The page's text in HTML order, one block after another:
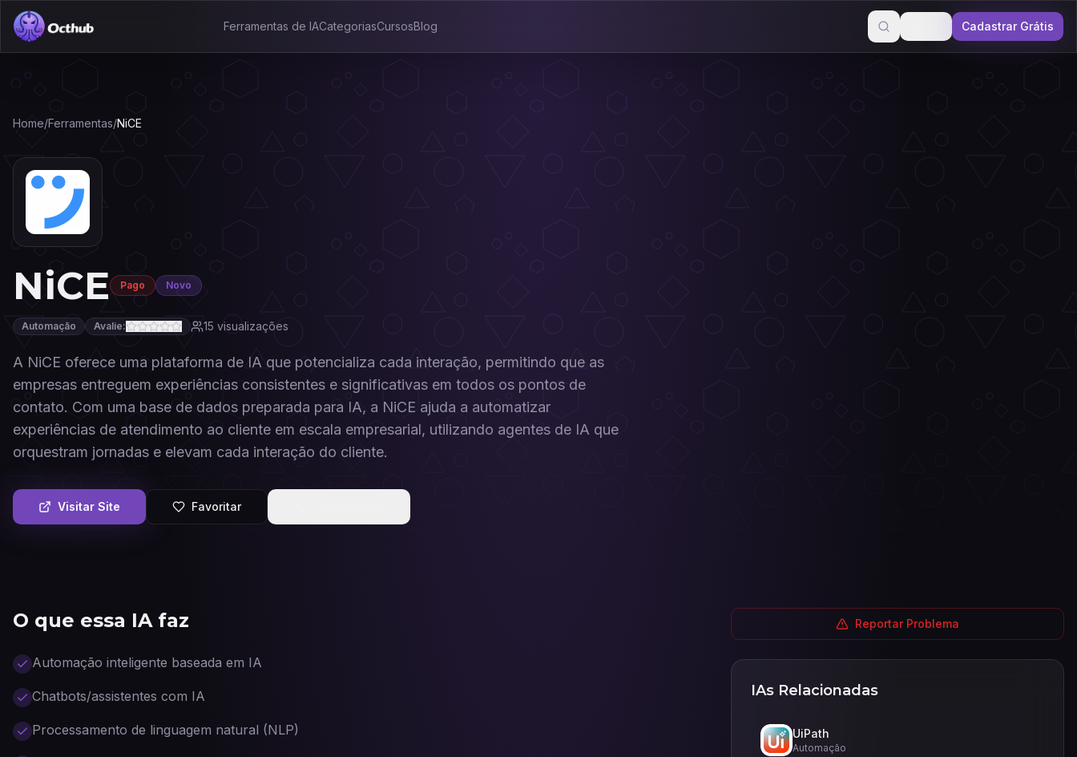
Ferramentas de IACategoriasCursosBlog Cadastrar Grátis
Home/Ferramentas/NiCE
NiCE Pago Novo
Automação Avalie: 15 visualizações
A NiCE oferece uma plataforma de IA que potencializa cada interação, permitindo que as
empresas entreguem experiências consistentes e significativas em todos os pontos de
contato. Com uma base de dados preparada para IA, a NiCE ajuda a automatizar
experiências de atendimento ao cliente em escala empresarial, utilizando agentes de IA que
orquestram jornadas e elevam cada interação do cliente.
Visitar Site Favoritar
O que essa IA faz
Automação inteligente baseada em IA
Chatbots/assistentes com IA
Processamento de linguagem natural (NLP)
Reportar Problema
IAs Relacionadas
UiPath
Automação